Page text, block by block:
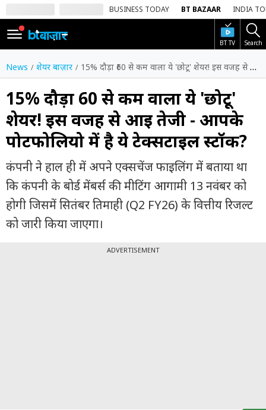
BUSINESS TODAY BT BAZAAR INDIA
BT TV Search
SIGN
IN
Dark
Mode
होम
शेयर
बाज़ार
वीडियो
ट्रेंडिंग
News शेयर बाज़ार 15% दौड़ा ₹60 से कम वाला ये 'छोटू' शेयर! इस वजह से आई तेजी - आपके पोर्टफोलियो में है ये टेक्सटाइल स्टॉक?
15% दौड़ा ₹60 से कम वाला ये 'छोटू'
शेयर! इस वजह से आई तेजी - आपके
पोर्टफोलियो में है ये टेक्सटाइल स्टॉक?
कंपनी ने हाल ही में अपने एक्सचेंज फाइलिंग में बताया था
कि कंपनी के बोर्ड मेंबर्स की मीटिंग आगामी 13 नवंबर को
होगी जिसमें सितंबर तिमाही (Q2 FY26) के वित्तीय रिजल्ट
को जारी किया जाएगा।
ADVERTISEMENT